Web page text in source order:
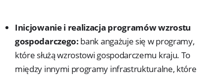
Inicjowanie i realizacja programów wzrostu
gospodarczego: bank angażuje się w programy,
które służą wzrostowi gospodarczemu kraju. To
między innymi programy infrastrukturalne, które